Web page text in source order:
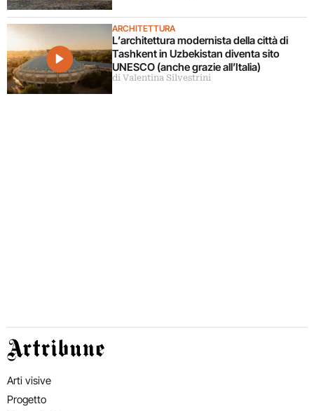
ARCHITETTURA
L’architettura modernista della città di
Tashkent in Uzbekistan diventa sito
UNESCO (anche grazie all’Italia)
di Valentina Silvestrini
Artribune
Arti visive
Progetto